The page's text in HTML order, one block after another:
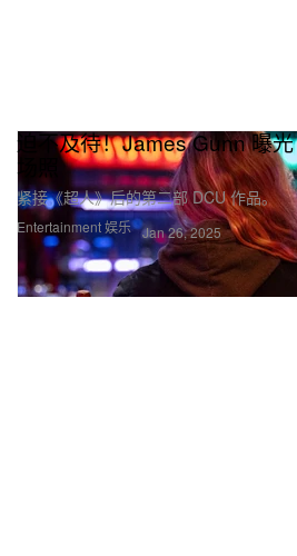
Entertainment 娱乐
迫不及待！James Gunn 曝
场照
紧接《超人》后的第二部 DCU 作品。
Jan 26, 2025